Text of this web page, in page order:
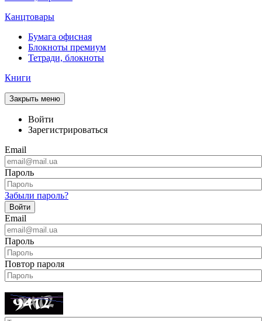
Канцтовары
Бумага офисная
Блокноты премиум
Тетради, блокноты
Книги
Закрыть меню
Войти
Зарегистрироваться
Email
Пароль
Забыли пароль?
Войти
Email
Пароль
Повтор пароля